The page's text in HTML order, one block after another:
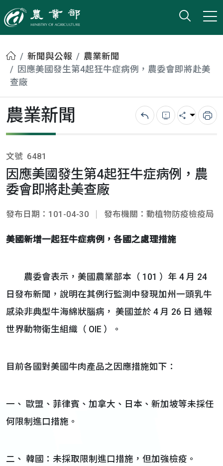
農業部
打開
小版
首頁新聞與公報
農業新聞
因應美國發生第4起狂牛症病例，農委會即將赴美
查廠
農業新聞 回上一頁錯誤回報
分享 列
文號 6481
因應美國發生第4起狂牛症病例，農
委會即將赴美查廠
發布日期：101-04-30 發布機關：動植物防疫檢疫局
美國新增一起狂牛症病例，各國之處理措施
農委會表示，美國農業部本（ 101 ）年 4 月 24
日發布新聞，說明在其例行監測中發現加州一頭乳牛
感染非典型牛海綿狀腦病， 美國並於 4 月 26 日 通報
世界動物衛生組織（ OIE ）。
目前各國對美國牛肉產品之因應措施如下：
一、 歐盟、菲律賓、加拿大、日本、新加坡等未採任
何限制進口措施。
二、 韓國：未採取限制進口措施，但加強檢疫。